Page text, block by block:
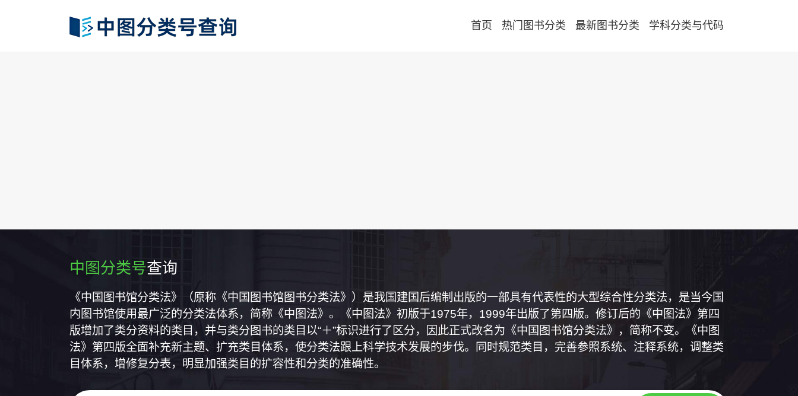
首页 热门图书分类 最新图书分类 学科分类与代码
中图分类号查询
《中国图书馆分类法》（原称《中国图书馆图书分类法》）是我国建国后编制出版的一部具有代表性的大型综合性分类法，是当今国
内图书馆使用最广泛的分类法体系，简称《中图法》。《中图法》初版于1975年，1999年出版了第四版。修订后的《中图法》第四
版增加了类分资料的类目，并与类分图书的类目以“＋”标识进行了区分，因此正式改名为《中国图书馆分类法》，简称不变。《中图
法》第四版全面补充新主题、扩充类目体系，使分类法跟上科学技术发展的步伐。同时规范类目，完善参照系统、注释系统，调整类
目体系，增修复分表，明显加强类目的扩容性和分类的准确性。